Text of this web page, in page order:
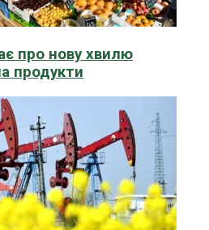
про нову хвилю
продукти